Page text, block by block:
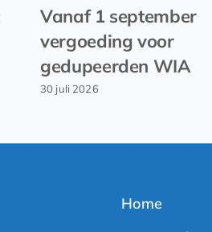
Vanaf 1 september
vergoeding voor
gedupeerden WIA
30 juli 2026
Home